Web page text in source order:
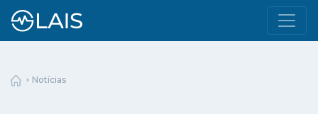
Notícias